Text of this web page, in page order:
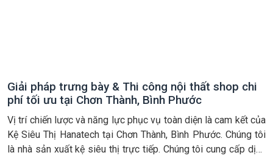
Giải pháp trưng bày & Thi công nội thất shop chi
phí tối ưu tại Chơn Thành, Bình Phước
Vị trí chiến lược và năng lực phục vụ toàn diện là cam kết của
Kệ Siêu Thị Hanatech tại Chơn Thành, Bình Phước. Chúng tôi
là nhà sản xuất kệ siêu thị trực tiếp. Chúng tôi cung cấp dịch